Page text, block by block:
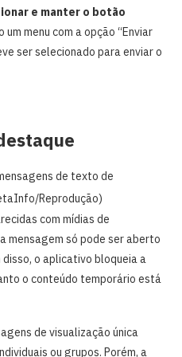
e manter o botão
menu com a opção “Enviar
ser selecionado para enviar o
de texto de
Reprodução)
com mídias de
mensagem só pode ser aberto
o aplicativo bloqueia a
o conteúdo temporário está
de visualização única
ou grupos. Porém, a